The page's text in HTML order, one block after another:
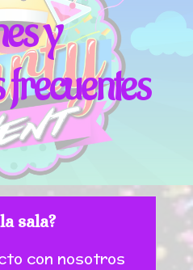
y
sala?
con nosotros